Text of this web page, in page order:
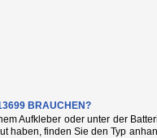
BRAUCHEN?
Aufkleber oder unter der
haben, finden Sie den Typ